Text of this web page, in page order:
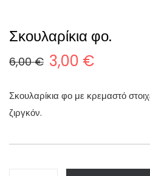
Σκουλαρίκια φο.
6,00€
O
g
3,00 €
Η
έ
Σκουλαρίκια φο με κρεμαστό
ζιργκόν.